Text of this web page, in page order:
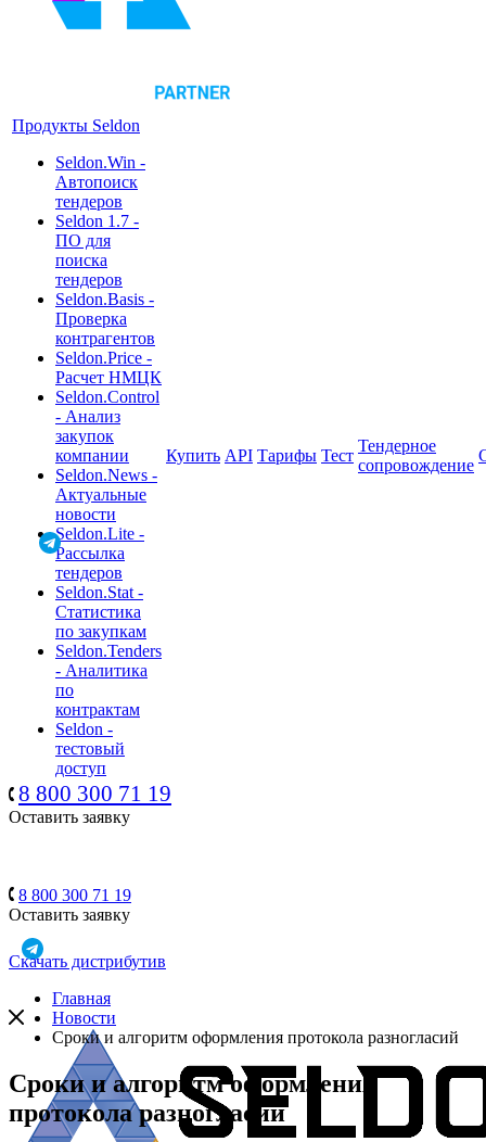
Продукты Seldon
Seldon.Win -
Автопоиск
тендеров
Seldon 1.7 -
ПО для
поиска
тендеров
Seldon.Basis -
Проверка
контрагентов
Seldon.Price -
Расчет НМЦК
Seldon.Control
- Анализ
закупок
компании
Seldon.News -
Актуальные
новости
Seldon.Lite -
Рассылка
тендеров
Seldon.Stat -
Статистика
по закупкам
Seldon.Tenders
- Аналитика
по
контрактам
Seldon -
тестовый
доступ
Купить API Тарифы Тест
Тендерное
сопровождение
8 800 300 71 19
Оставить заявку
8 800 300 71 19
Оставить заявку
Скачать дистрибутив
Главная
Новости
Сроки и алгоритм оформления протокола разногласий
Сроки и алгоритм оформления
протокола разногласий